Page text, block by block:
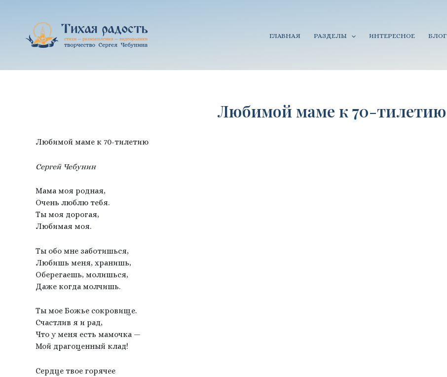
содержимому
ГЛАВНАЯ РАЗДЕЛЫ ИНТЕРЕСНОЕ БЛОГ
Любимой маме к 70-тилетию
Любимой маме к 70-тилетию
Сергей Чебунин
Мама моя родная,
Очень люблю тебя.
Ты моя дорогая,
Любимая моя.
Ты обо мне заботишься,
Любишь меня, хранишь,
Оберегаешь, молишься,
Даже когда молчишь.
Ты мое Божье сокровище.
Счастлив я и рад,
Что у меня есть мамочка —
Мой драгоценный клад!
Сердце твое горячее